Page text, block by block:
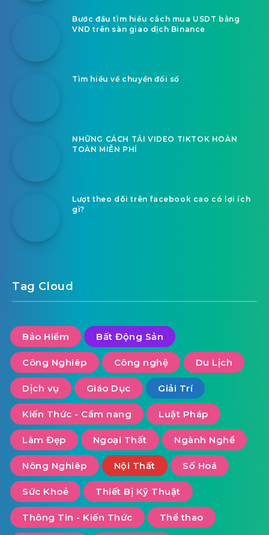
Bước đầu tìm hiểu cách mua USDT bằng
VND trên sàn giao dịch Binance
Tìm hiểu về chuyển đổi số
NHỮNG CÁCH TẢI VIDEO TIKTOK HOÀN
TOÀN MIỄN PHÍ
Lượt theo dõi trên facebook cao có lợi ích
gì?
Tag Cloud
Bảo Hiểm Bất Động Sản
Công Nghiêp Công nghệ Du Lịch
Dịch vụ Giáo Dục Giải Trí
Kiến Thức - Cẩm nang Luật Pháp
Làm Đẹp Ngoại Thất Ngành Nghề
Nông Nghiêp Nội Thất Số Hoá
Sức Khoẻ Thiết Bị Kỹ Thuật
Thông Tin - Kiến Thức Thể thao